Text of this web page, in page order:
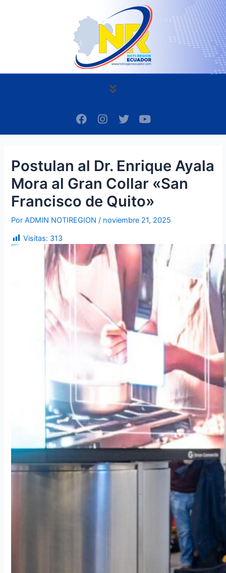
Menú
F
a
c
o
k
I
n
s
g
a
m
T
w
i
e
Y
o
u
b
Postulan al Dr. Enrique Ayala
Mora al Gran Collar «San
Francisco de Quito»
PorADMIN NOTIREGION/ noviembre 21, 2025
Visitas: 313